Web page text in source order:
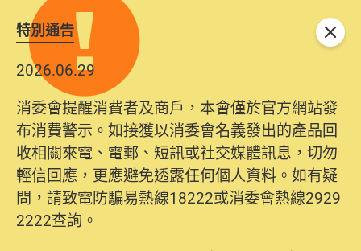
特別通告
2026.06.29
消委會提醒消費者及商戶，本會僅於官方網站發
布消費警示。如接獲以消委會名義發出的產品回
收相關來電、電郵、短訊或社交媒體訊息，切勿
輕信回應，更應避免透露任何個人資料。如有疑
問，請致電防騙易熱線18222或消委會熱線2929
2222查詢。
關閉